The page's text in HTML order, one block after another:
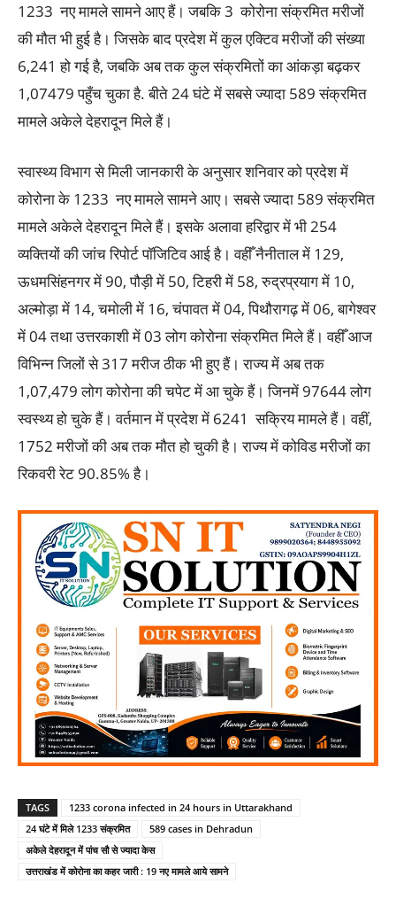
1233 नए मामले सामने आए हैं। जबकि 3 कोरोना संक्रमित मरीजों
की मौत भी हुई है। जिसके बाद प्रदेश में कुल एक्टिव मरीजों की संख्या
6,241 हो गई है, जबकि अब तक कुल संक्रमितों का आंकड़ा बढ़कर
1,07479 पहुँच चुका है. बीते 24 घंटे में सबसे ज्यादा 589 संक्रमित
मामले अकेले देहरादून मिले हैं।
स्वास्थ्य विभाग से मिली जानकारी के अनुसार शनिवार को प्रदेश में
कोरोना के 1233 नए मामले सामने आए। सबसे ज्यादा 589 संक्रमित
मामले अकेले देहरादून मिले हैं। इसके अलावा हरिद्वार में भी 254
व्यक्तियों की जांच रिपोर्ट पॉजिटिव आई है। वहीँ नैनीताल में 129,
ऊधमसिंहनगर में 90, पौड़ी में 50, टिहरी में 58, रुद्रप्रयाग में 10,
अल्मोड़ा में 14, चमोली में 16, चंपावत में 04, पिथौरागढ़ में 06, बागेश्वर
में 04 तथा उत्तरकाशी में 03 लोग कोरोना संक्रमित मिले हैं। वहीँ आज
विभिन्न जिलों से 317 मरीज ठीक भी हुए हैं। राज्य में अब तक
1,07,479 लोग कोरोना की चपेट में आ चुके हैं। जिनमें 97644 लोग
स्वस्थ्य हो चुके हैं। वर्तमान में प्रदेश में 6241 सक्रिय मामले हैं। वहीं,
1752 मरीजों की अब तक मौत हो चुकी है। राज्य में कोविड मरीजों का
रिकवरी रेट 90.85% है।
TAGS
1233 corona infected in 24 hours in Uttarakhand
24 घंटे में मिले 1233 संक्रमित
589 cases in Dehradun
अकेले देहरादून में पांच सौ से ज्यादा केस
उत्तराखंड में कोरोना का कहर जारी : 19 नए मामले आये सामने